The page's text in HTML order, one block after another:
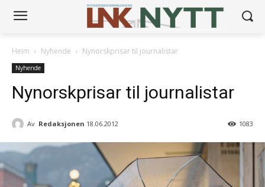
Heim Nyhende Nynorskprisar til journalistar
Nyhende
Nynorskprisar til journalistar
Av Redaksjonen 18.06.2012 1083